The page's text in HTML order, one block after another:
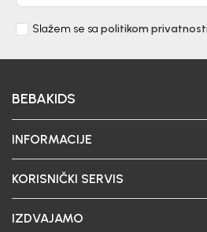
Slažem se sa politikom
BEBAKIDS
INFORMACIJE
KORISNIČKI SERVIS
IZDVAJAMO